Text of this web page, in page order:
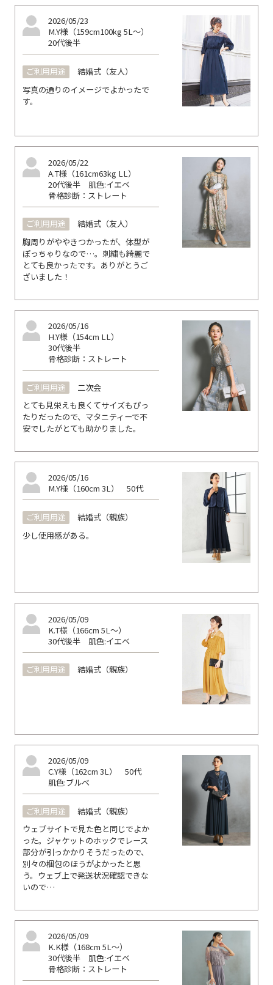
2026/05/23
M.Y様（159cm100kg 5L～）
20代後半
ご利用用途
結婚式（友人）
写真の通りのイメージでよかったで
す。
2026/05/22
A.T様（161cm63kg LL）
20代後半 肌色:イエベ
骨格診断：ストレート
ご利用用途
結婚式（友人）
胸周りがややきつかったが、体型が
ぽっちゃりなので…。刺繍も綺麗で
とても良かったです。ありがとうご
ざいました！
2026/05/16
H.Y様（154cm LL）
30代後半
骨格診断：ストレート
ご利用用途
二次会
とても見栄えも良くてサイズもぴっ
たりだったので、マタニティーで不
安でしたがとても助かりました。
2026/05/16
M.Y様（160cm 3L）50代
ご利用用途
結婚式（親族）
少し使用感がある。
2026/05/09
K.T様（166cm 5L～）
30代後半 肌色:イエベ
ご利用用途 結婚式（親族）
2026/05/09
C.Y様（162cm 3L）50代
肌色:ブルべ
ご利用用途
結婚式（親族）
ウェブサイトで見た色と同じでよか
った。ジャケットのホックでレース
部分が引っかかりそうだったので、
別々の梱包のほうがよかったと思
う。ウェブ上で発送状況確認できな
いので…
2026/05/09
K.K様（168cm 5L～）
30代後半 肌色:イエベ
骨格診断：ストレート